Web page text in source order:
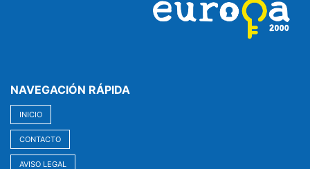
NAVEGACIÓN RÁPIDA
INICIO
CONTACTO
AVISO LEGAL